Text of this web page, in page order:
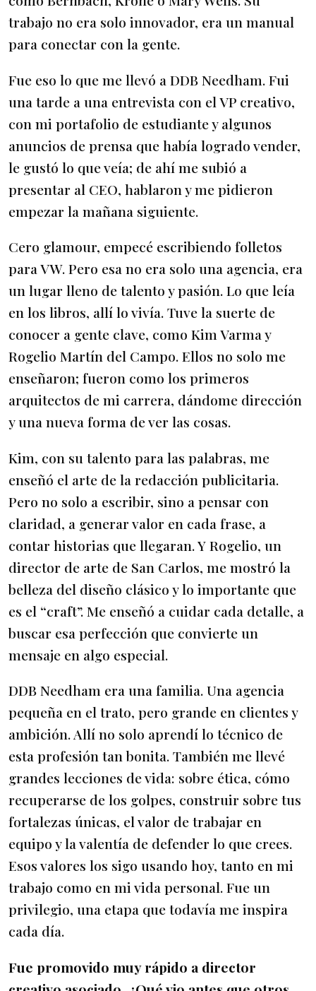
trabajo no era solo innovador, era un manual
para conectar con la gente.
Fue eso lo que me llevó a DDB Needham. Fui
una tarde a una entrevista con el VP creativo,
con mi portafolio de estudiante y algunos
anuncios de prensa que había logrado vender,
le gustó lo que veía; de ahí me subió a
presentar al CEO, hablaron y me pidieron
empezar la mañana siguiente.
Cero glamour, empecé escribiendo folletos
para VW. Pero esa no era solo una agencia, era
un lugar lleno de talento y pasión. Lo que leía
en los libros, allí lo vivía. Tuve la suerte de
conocer a gente clave, como Kim Varma y
Rogelio Martín del Campo. Ellos no solo me
enseñaron; fueron como los primeros
arquitectos de mi carrera, dándome dirección
y una nueva forma de ver las cosas.
Kim, con su talento para las palabras, me
enseñó el arte de la redacción publicitaria.
Pero no solo a escribir, sino a pensar con
claridad, a generar valor en cada frase, a
contar historias que llegaran. Y Rogelio, un
director de arte de San Carlos, me mostró la
belleza del diseño clásico y lo importante que
es el “craft”. Me enseñó a cuidar cada detalle, a
buscar esa perfección que convierte un
mensaje en algo especial.
DDB Needham era una familia. Una agencia
pequeña en el trato, pero grande en clientes y
ambición. Allí no solo aprendí lo técnico de
esta profesión tan bonita. También me llevé
grandes lecciones de vida: sobre ética, cómo
recuperarse de los golpes, construir sobre tus
fortalezas únicas, el valor de trabajar en
equipo y la valentía de defender lo que crees.
Esos valores los sigo usando hoy, tanto en mi
trabajo como en mi vida personal. Fue un
privilegio, una etapa que todavía me inspira
cada día.
Fue promovido muy rápido a director